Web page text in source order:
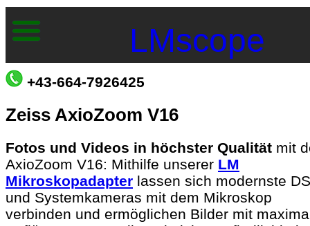
LMscope
+43-664-7926425
Zeiss AxioZoom V16
Fotos und Videos in höchster Qualität mit
AxioZoom V16: Mithilfe unserer LM
Mikroskopadapter lassen sich modernste
und Systemkameras mit dem Mikroskop
verbinden und ermöglichen Bilder mit